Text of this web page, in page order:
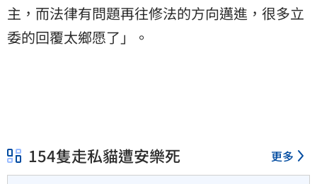
主，而法律有問題再往修法的方向邁進，很多立
委的回覆太鄉愿了」。
154隻走私貓遭安樂死 更多